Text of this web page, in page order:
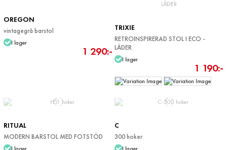
OREGON
vintagegrå barstol
I lager
1 290:-
TRIXIE
RETROINSPIRERAD STOL I ECO -
LÄDER
I lager
1 190:-
RITUAL
MODERN BARSTOL MED FOTSTÖD
C
300 hoker